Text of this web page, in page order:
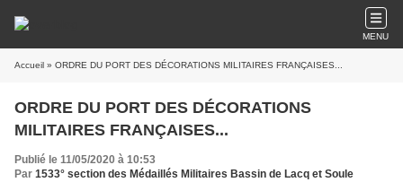
MENU
Accueil » ORDRE DU PORT DES DÉCORATIONS MILITAIRES FRANÇAISES...
ORDRE DU PORT DES DÉCORATIONS
MILITAIRES FRANÇAISES...
Publié le 11/05/2020 à 10:53
Par 1533° section des Médaillés Militaires Bassin de Lacq et Soule